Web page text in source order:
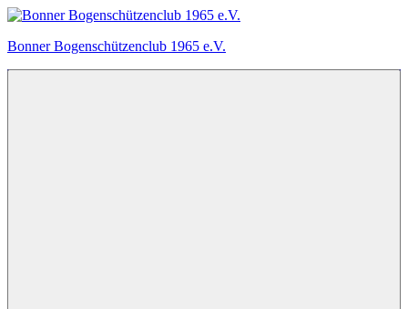
Zum
springen
Bonner Bogenschützenclub 1965 e.V.